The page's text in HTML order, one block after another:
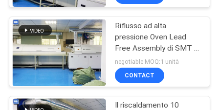
Macchina della
marcatura del laser
del PWB
Riflusso ad alta
pressione Oven Lead
Free Assembly di SMT di
8 zone
negotiable MOQ:1 unità
CONTACT
Il riscaldamento 10